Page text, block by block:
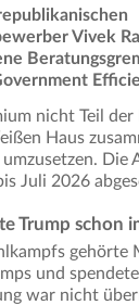
Vivek
nicht Teil der
Haus
Die
Juli 2026
Trump schon
gehörte
und
war nicht